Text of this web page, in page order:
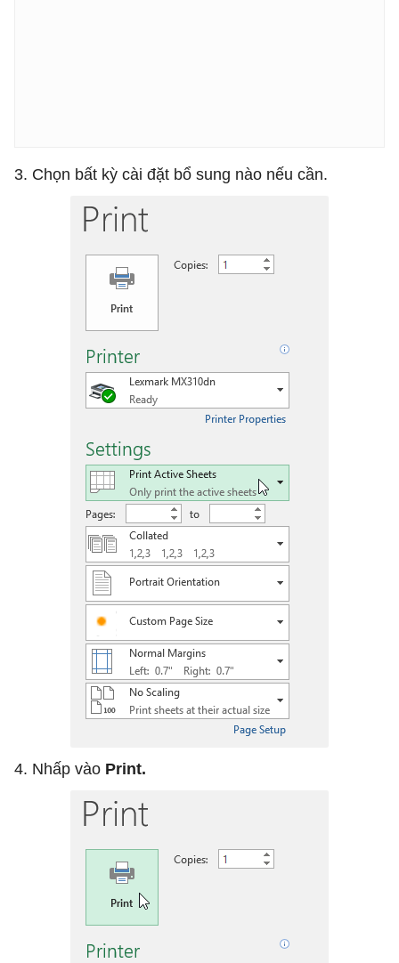
3. Chọn bất kỳ cài đặt bổ sung nào nếu cần.
4. Nhấp vào Print.